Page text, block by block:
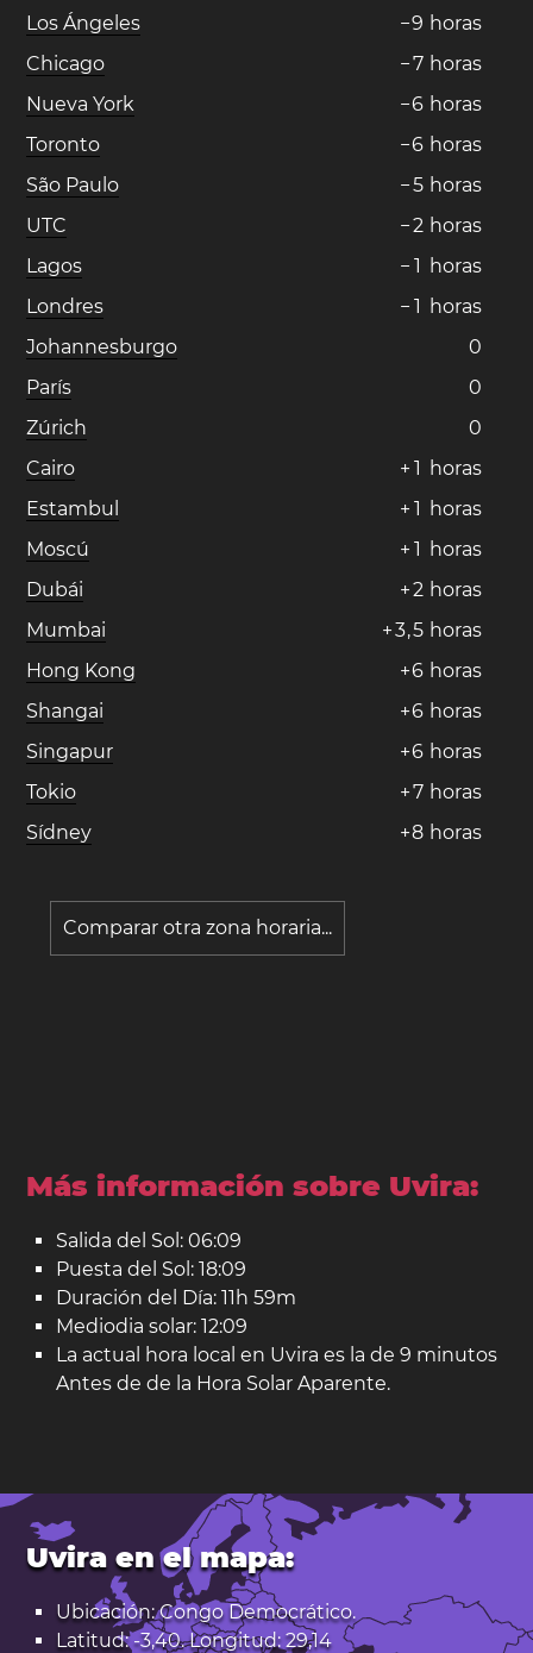
Los Ángeles −9 horas
Chicago
−7 horas
Nueva York
−6 horas
Toronto
−6 horas
São Paulo
−5 horas
UTC
−2 horas
Lagos
− 1 horas
Londres
− 1 horas
Johannesburgo
0
París
0
Zúrich
0
Cairo
+ 1 horas
Estambul
+ 1 horas
Moscú
+ 1 horas
Dubái
+2 horas
Mumbai
+3,5 horas
Hong Kong
+6 horas
Shangai
+6 horas
Singapur
+6 horas
Tokio
+7 horas
Sídney
+8 horas
Comparar otra zona horaria...
Más información sobre Uvira:
Salida del Sol: 06:09
Puesta del Sol: 18:09
Duración del Día: 11h 59m
Mediodia solar: 12:09
La actual hora local en Uvira es la de 9 minutos
Antes de de la Hora Solar Aparente.
Uvira en el mapa:
Ubicación: Congo Democrático.
Latitud: -3,40. Longitud: 29,14